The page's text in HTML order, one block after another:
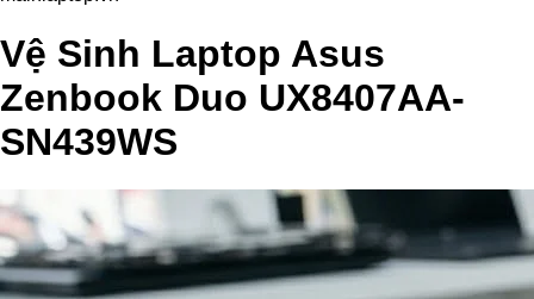
Vệ Sinh Laptop Asus
Zenbook Duo UX8407AA-
SN439WS